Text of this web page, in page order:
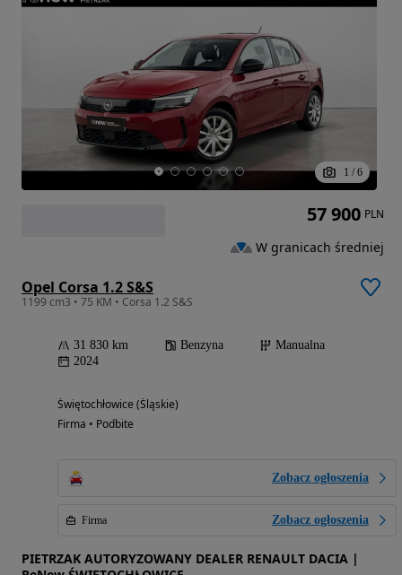
1 / 6
Opel Corsa 1.2 S&S
1199 cm3 • 75 KM • Corsa 1.2 S&S
31 830 km Benzyna
Manualna
2024
Świętochłowice (Śląskie)
Firma • Podbite
Zobacz ogłoszenia
Firma Zobacz ogłoszenia
PIETRZAK AUTORYZOWANY DEALER RENAULT DACIA |
57 900 PLN
W granicach średniej